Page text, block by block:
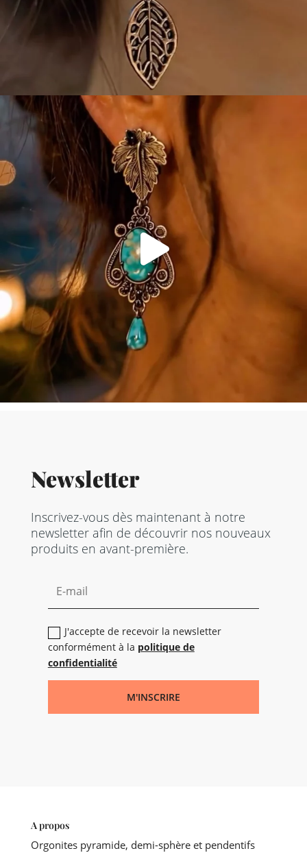
Newsletter
Inscrivez-vous dès maintenant à notre
newsletter afin de découvrir nos nouveaux
produits en avant-première.
J'accepte de recevoir la newsletter
conformément à la politique de
confidentialité
M'INSCRIRE
A propos
Orgonites pyramide, demi-sphère et pendentifs